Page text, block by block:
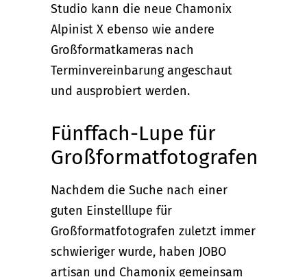
Studio kann die neue Chamonix
Alpinist X ebenso wie andere
Großformatkameras nach
Terminvereinbarung angeschaut
und ausprobiert werden.
Fünffach-Lupe für
Großformatfotografen
Nachdem die Suche nach einer
guten Einstelllupe für
Großformatfotografen zuletzt immer
schwieriger wurde, haben JOBO
artisan und Chamonix gemeinsam